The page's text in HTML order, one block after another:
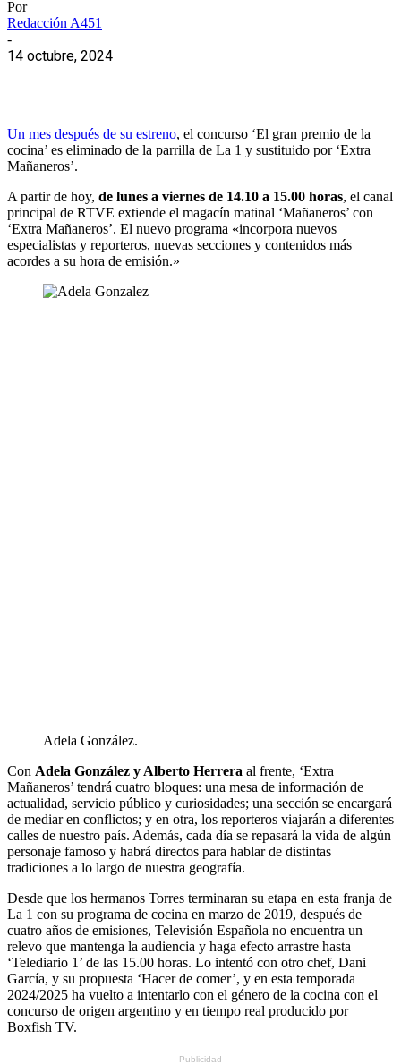
Por
Redacción A451
-
14 octubre, 2024
Un mes después de su estreno, el concurso ‘El gran premio de la
cocina’ es eliminado de la parrilla de La 1 y sustituido por ‘Extra
Mañaneros’.
A partir de hoy, de lunes a viernes de 14.10 a 15.00 horas, el canal
principal de RTVE extiende el magacín matinal ‘Mañaneros’ con
‘Extra Mañaneros’. El nuevo programa «incorpora nuevos
especialistas y reporteros, nuevas secciones y contenidos más
acordes a su hora de emisión.»
Adela González.
Con Adela González y Alberto Herrera al frente, ‘Extra
Mañaneros’ tendrá cuatro bloques: una mesa de información de
actualidad, servicio público y curiosidades; una sección se encargará
de mediar en conflictos; y en otra, los reporteros viajarán a diferentes
calles de nuestro país. Además, cada día se repasará la vida de algún
personaje famoso y habrá directos para hablar de distintas
tradiciones a lo largo de nuestra geografía.
Desde que los hermanos Torres terminaran su etapa en esta franja de
La 1 con su programa de cocina en marzo de 2019, después de
cuatro años de emisiones, Televisión Española no encuentra un
relevo que mantenga la audiencia y haga efecto arrastre hasta
‘Telediario 1’ de las 15.00 horas. Lo intentó con otro chef, Dani
García, y su propuesta ‘Hacer de comer’, y en esta temporada
2024/2025 ha vuelto a intentarlo con el género de la cocina con el
concurso de origen argentino y en tiempo real producido por
Boxfish TV.
- Publicidad -